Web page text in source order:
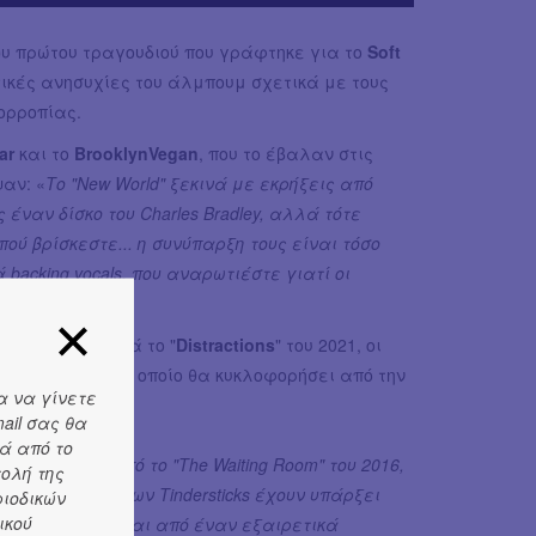
πρώτου τραγουδιού που γράφτηκε για το Soft
ανησυχίες του άλμπουμ σχετικά με τους
και το BrooklynVegan, που το έβαλαν στις
« Το "New World" ξεκινά με εκρήξεις από
δίσκο του Charles Bradley, αλλά τότε
βρίσκεστε... η συνύπαρξη τους είναι τόσο
vocals, που αναρωτιέστε γιατί οι
χρόνια μετά το "Distractions" του 2021, οι
", το οποίο θα κυκλοφορήσει από την
φαινόταν από το "The Waiting Room" του 2016,
2 άλμπουμ των Tindersticks έχουν υπάρξει
2019 διακρίνεται από έναν εξαιρετικά
να γίνετε
σας θα
από το
της